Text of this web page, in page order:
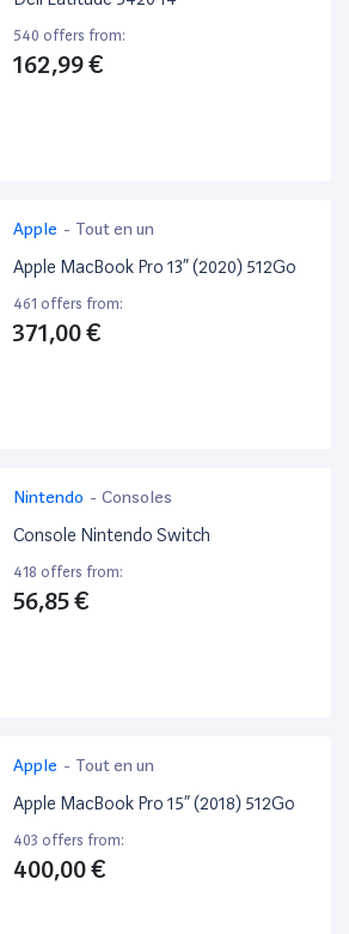
540 offers from:
162,99 €
Apple - Tout en un
Apple MacBook Pro 13” (2020) 512Go
461 offers from:
371,00 €
Nintendo - Consoles
Console Nintendo Switch
418 offers from:
56,85 €
Apple - Tout en un
Apple MacBook Pro 15” (2018) 512Go
403 offers from:
400,00 €